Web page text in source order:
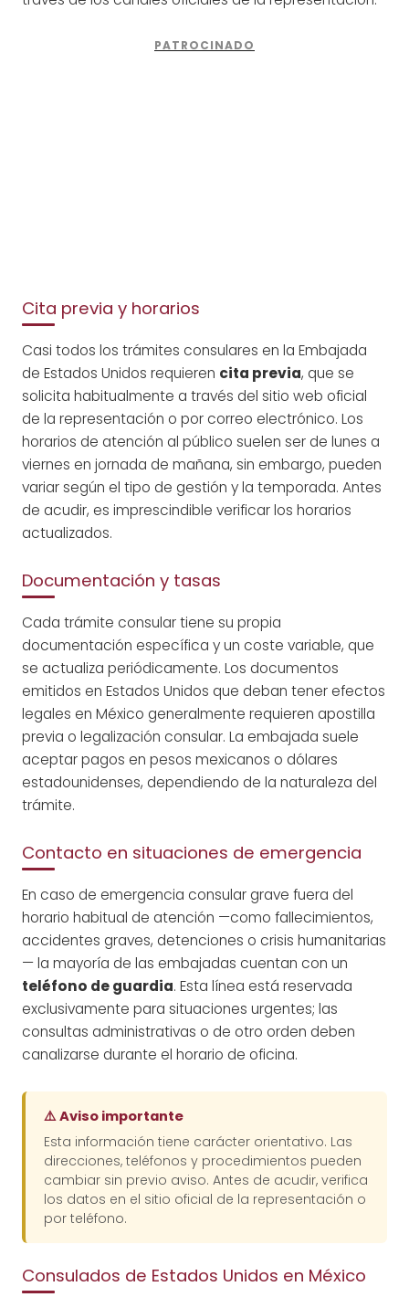
Cita previa y horarios
Casi todos los trámites consulares en la Embajada
de Estados Unidos requieren cita previa, que se
solicita habitualmente a través del sitio web oficial
de la representación o por correo electrónico. Los
horarios de atención al público suelen ser de lunes a
viernes en jornada de mañana, sin embargo, pueden
variar según el tipo de gestión y la temporada. Antes
de acudir, es imprescindible verificar los horarios
actualizados.
Documentación y tasas
Cada trámite consular tiene su propia
documentación específica y un coste variable, que
se actualiza periódicamente. Los documentos
emitidos en Estados Unidos que deban tener efectos
legales en México generalmente requieren apostilla
previa o legalización consular. La embajada suele
aceptar pagos en pesos mexicanos o dólares
estadounidenses, dependiendo de la naturaleza del
trámite.
Contacto en situaciones de emergencia
En caso de emergencia consular grave fuera del
horario habitual de atención —como fallecimientos,
accidentes graves, detenciones o crisis humanitarias
— la mayoría de las embajadas cuentan con un
teléfono de guardia. Esta línea está reservada
exclusivamente para situaciones urgentes; las
consultas administrativas o de otro orden deben
canalizarse durante el horario de oficina.
⚠️ Aviso importante
Esta información tiene carácter orientativo. Las
direcciones, teléfonos y procedimientos pueden
cambiar sin previo aviso. Antes de acudir, verifica
los datos en el sitio oficial de la representación o
por teléfono.
Consulados de Estados Unidos en México